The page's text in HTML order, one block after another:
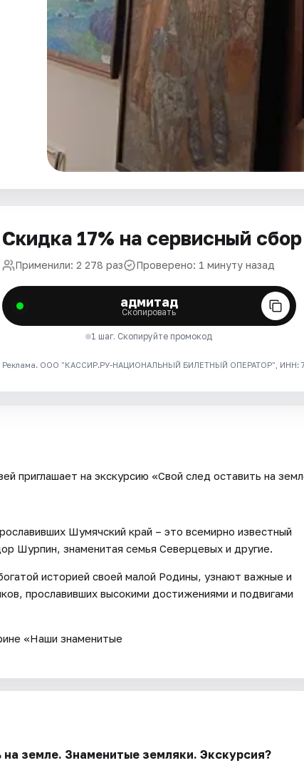
Скидка 17% на сервисный сбор
Применили: 2 278 раз Проверено: 1 минуту назад
адмитад
Скопировать
1 шаг. Скопируйте промокод
Реклама. ООО "КАССИР.РУ-НАЦИОНАЛЬНЫЙ БИЛЕТНЫЙ ОПЕРАТОР", ИНН:
приглашает на экскурсию «Свой след оставить на
Шумячский край – это всемирно известный
Шурпин, знаменитая семья Северцевых и другие.
историей своей малой Родины, узнают важные и
прославивших высокими достижениями и подвигами
«Наши знаменитые
земле. Знаменитые земляки. Экскурсия?